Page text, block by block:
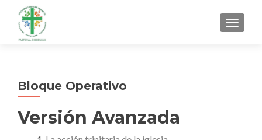
MENU
Bloque Operativo
Versión Avanzada